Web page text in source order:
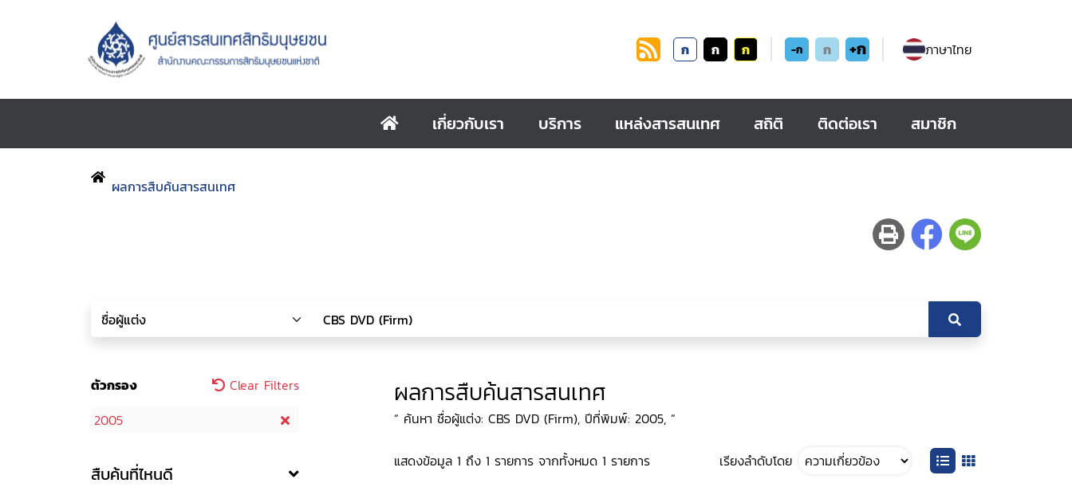
ก ก ก -ก ก +ก ภาษาไทย
เกี่ยวกับเรา บริการ แหล่งสารสนเทศ สถิติ ติดต่อเรา สมาชิก
ผลการสืบค้นสารสนเทศ
ตัวกรอง
Clear Filters
2005
สืบค้นที่ไหนดี
ผลการสืบค้นสารสนเทศ
“ ค้นหา ชื่อผู้แต่ง: CBS DVD (Firm), ปีที่พิมพ์: 2005, ”
แสดงข้อมูล 1 ถึง 1 รายการ จากทั้งหมด 1 รายการ เรียงลำดับโดย